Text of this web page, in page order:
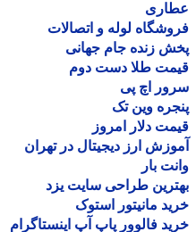
لوله و اتصالات
زنده جام جهانی
طلا دست دوم
اچ پی
وین تک
دلار امروز
ارز دیجیتال در تهران
بار
طراحی سایت یزد
مانیتور استوک
فالوور پاپ آپ اینستاگرام